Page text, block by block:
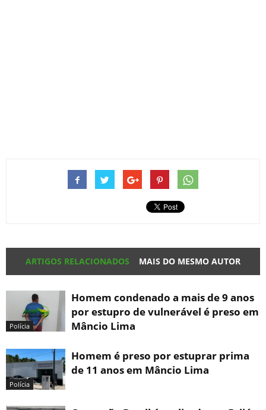
ARTIGOS RELACIONADOS MAIS DO MESMO AUTOR
Polícia
Homem condenado a mais de 9 anos
por estupro de vulnerável é preso em
Mâncio Lima
Polícia
Homem é preso por estuprar prima
de 11 anos em Mâncio Lima